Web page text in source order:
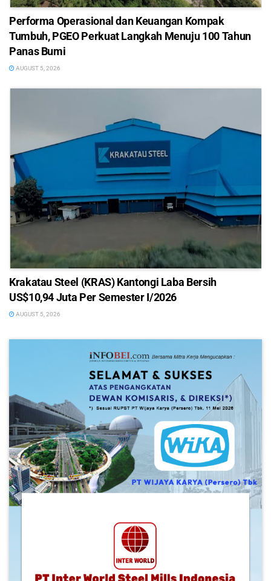
Performa Operasional dan Keuangan Kompak
Tumbuh, PGEO Perkuat Langkah Menuju 100 Tahun
Panas Bumi
AUGUST 5, 2026
Krakatau Steel (KRAS) Kantongi Laba Bersih
US$10,94 Juta Per Semester I/2026
AUGUST 5, 2026